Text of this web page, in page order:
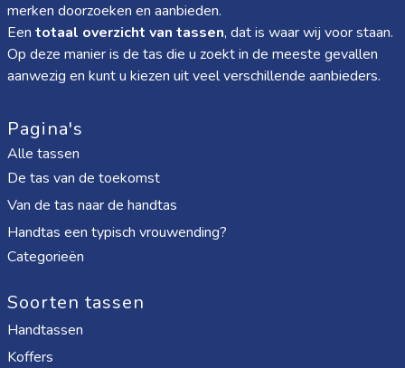
merken doorzoeken en aanbieden.
Een totaal overzicht van tassen, dat is waar wij voor staan.
Op deze manier is de tas die u zoekt in de meeste gevallen
aanwezig en kunt u kiezen uit veel verschillende aanbieders.
Pagina's
Alle tassen
De tas van de toekomst
Van de tas naar de handtas
Handtas een typisch vrouwending?
Categorieën
Soorten tassen
Handtassen
Koffers